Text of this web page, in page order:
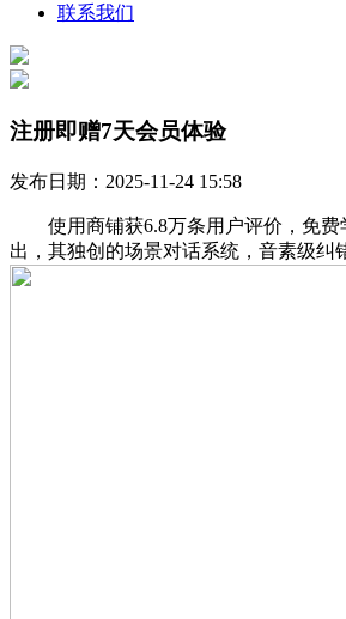
联系我们
注册即赠7天会员体验
发布日期：2025-11-24 15:58
使用商铺获6.8万条用户评价，免费
出，其独创的场景对话系统，音素级纠